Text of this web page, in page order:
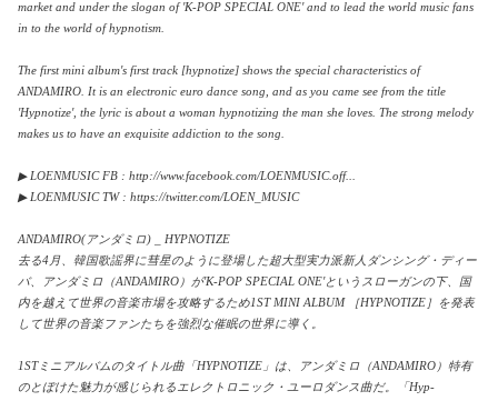
market and under the slogan of 'K-POP SPECIAL ONE' and to lead the world music fans
in to the world of hypnotism.
The first mini album's first track [hypnotize] shows the special characteristics of
ANDAMIRO. It is an electronic euro dance song, and as you came see from the title
'Hypnotize', the lyric is about a woman hypnotizing the man she loves. The strong melody
makes us to have an exquisite addiction to the song.
▶ LOENMUSIC FB : http://www.facebook.com/LOENMUSIC.off...
▶ LOENMUSIC TW : https://twitter.com/LOEN_MUSIC
ANDAMIRO(アンダミロ) _ HYPNOTIZE
去る4月、韓国歌謡界に彗星のように登場した超大型実力派新人ダンシング・ディー
バ、­アンダミロ（ANDAMIRO）が'K-POP SPECIAL ONE'というスローガンの下、国
内を越えて世界の音楽市場を攻略するため1ST MINI ALBUM ［HYPNOTIZE］を発表
して世界の音楽ファンたちを強烈な催眠の世界に導く。
1STミニアルバムのタイトル曲「HYPNOTIZE」は、アンダミロ（ANDAMI­RO）特有
のとぼけた魅力が感じられるエレクトロニック・ユーロダンス曲だ。「Hyp­